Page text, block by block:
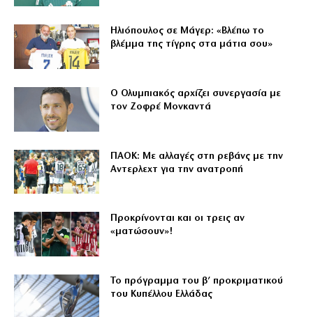
Ηλιόπουλος σε Μάγερ: «Βλέπω το
βλέμμα της τίγρης στα μάτια σου»
Ο Ολυμπιακός αρχίζει συνεργασία με
τον Ζοφρέ Μονκαντά
ΠΑΟΚ: Με αλλαγές στη ρεβάνς με την
Αντερλεχτ για την ανατροπή
Προκρίνονται και οι τρεις αν
«ματώσουν»!
Το πρόγραμμα του β’ προκριματικού
του Κυπέλλου Ελλάδας